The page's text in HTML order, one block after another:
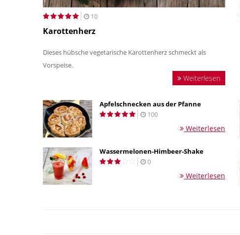
10
Karottenherz
Dieses hübsche vegetarische Karottenherz schmeckt als
Vorspeise.
Weiterlesen
Apfelschnecken aus der Pfanne
100
Weiterlesen
Wassermelonen-Himbeer-Shake
0
Weiterlesen